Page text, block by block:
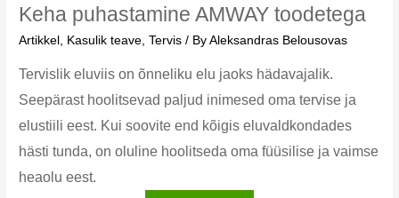
mille
on
usaldusväärsed
Keha puhastamine AMWAY toodetega
Artikkel , Kasulik teave,Tervis / ByAleksandras Belousovas
Tervislik eluviis on õnneliku elu jaoks hädavajalik.
Seepärast hoolitsevad paljud inimesed oma tervise ja
elustiili eest. Kui soovite end kõigis eluvaldkondades
hästi tunda, on oluline hoolitseda oma füüsilise ja vaimse
heaolu eest.